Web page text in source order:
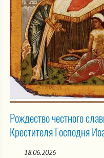
Рождество честного
Крестителя Господня
18.06.2026